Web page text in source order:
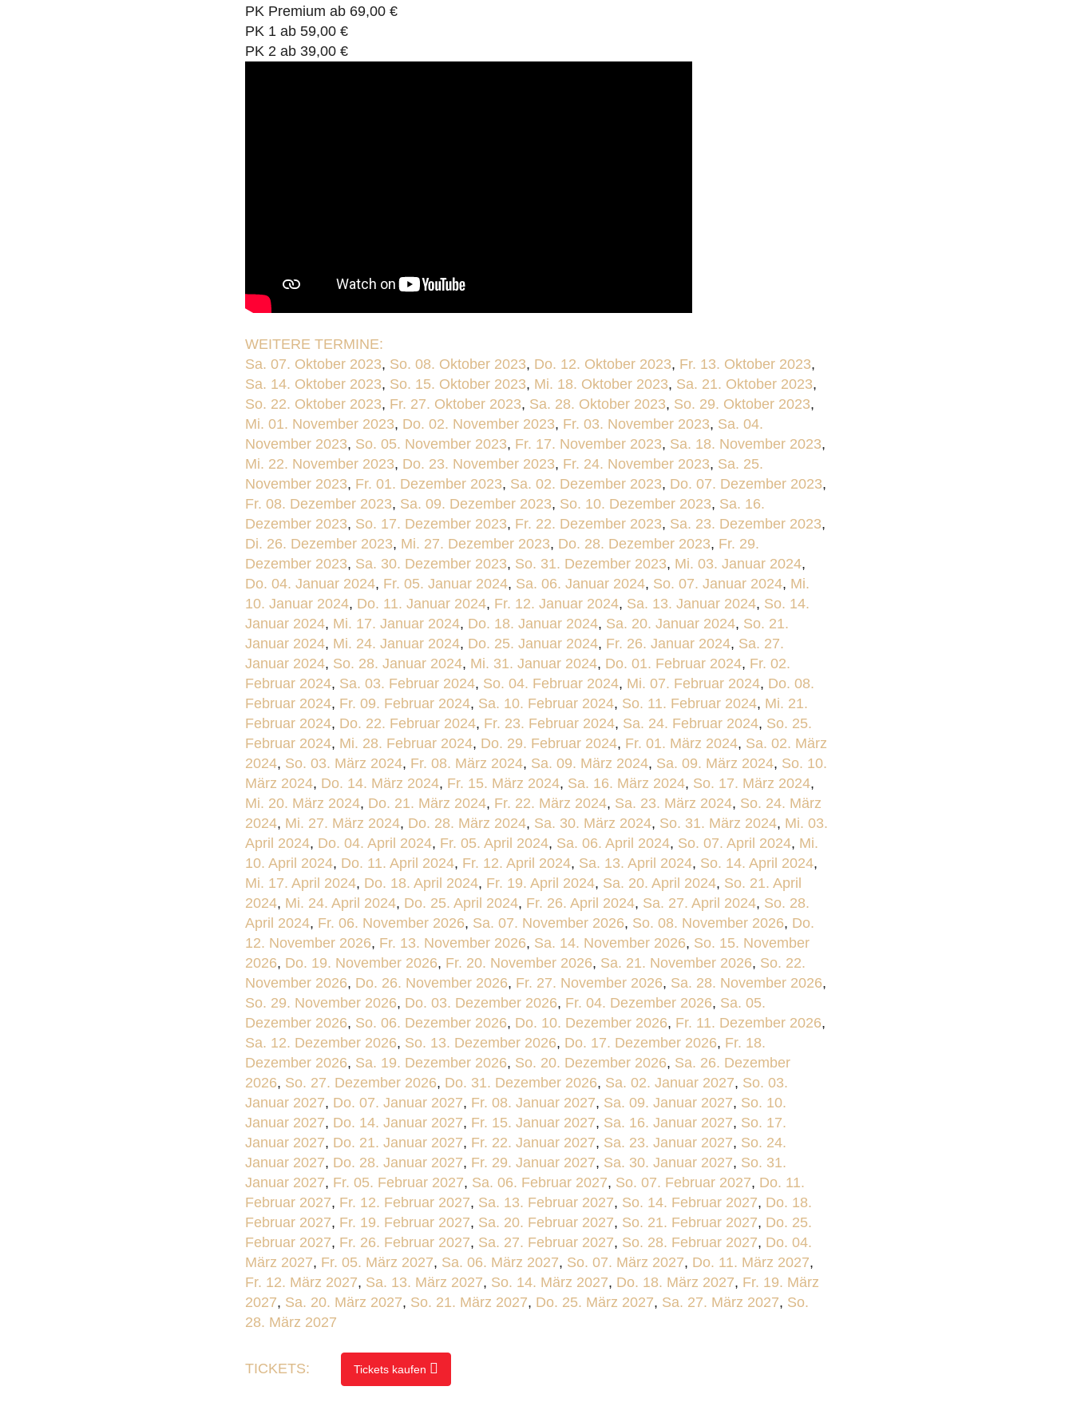
PK Premium ab 69,00 €
PK 1 ab 59,00 €
PK 2 ab 39,00 €
WEITERE TERMINE:
Sa. 07. Oktober 2023, So. 08. Oktober 2023, Do. 12. Oktober 2023, Fr. 13. Oktober 2023,
Sa. 14. Oktober 2023, So. 15. Oktober 2023, Mi. 18. Oktober 2023, Sa. 21. Oktober 2023,
So. 22. Oktober 2023, Fr. 27. Oktober 2023, Sa. 28. Oktober 2023, So. 29. Oktober 2023,
Mi. 01. November 2023, Do. 02. November 2023, Fr. 03. November 2023, Sa. 04.
November 2023, So. 05. November 2023, Fr. 17. November 2023, Sa. 18. November 2023,
Mi. 22. November 2023, Do. 23. November 2023, Fr. 24. November 2023, Sa. 25.
November 2023, Fr. 01. Dezember 2023, Sa. 02. Dezember 2023, Do. 07. Dezember 2023,
Fr. 08. Dezember 2023, Sa. 09. Dezember 2023, So. 10. Dezember 2023, Sa. 16.
Dezember 2023, So. 17. Dezember 2023, Fr. 22. Dezember 2023, Sa. 23. Dezember 2023,
Di. 26. Dezember 2023, Mi. 27. Dezember 2023, Do. 28. Dezember 2023, Fr. 29.
Dezember 2023, Sa. 30. Dezember 2023, So. 31. Dezember 2023, Mi. 03. Januar 2024,
Do. 04. Januar 2024, Fr. 05. Januar 2024, Sa. 06. Januar 2024, So. 07. Januar 2024, Mi.
10. Januar 2024, Do. 11. Januar 2024, Fr. 12. Januar 2024, Sa. 13. Januar 2024, So. 14.
Januar 2024, Mi. 17. Januar 2024, Do. 18. Januar 2024, Sa. 20. Januar 2024, So. 21.
Januar 2024, Mi. 24. Januar 2024, Do. 25. Januar 2024, Fr. 26. Januar 2024, Sa. 27.
Januar 2024, So. 28. Januar 2024, Mi. 31. Januar 2024, Do. 01. Februar 2024, Fr. 02.
Februar 2024, Sa. 03. Februar 2024, So. 04. Februar 2024, Mi. 07. Februar 2024, Do. 08.
Februar 2024, Fr. 09. Februar 2024, Sa. 10. Februar 2024, So. 11. Februar 2024, Mi. 21.
Februar 2024, Do. 22. Februar 2024, Fr. 23. Februar 2024, Sa. 24. Februar 2024, So. 25.
Februar 2024, Mi. 28. Februar 2024, Do. 29. Februar 2024, Fr. 01. März 2024, Sa. 02. März
2024, So. 03. März 2024, Fr. 08. März 2024, Sa. 09. März 2024, Sa. 09. März 2024, So. 10.
März 2024, Do. 14. März 2024, Fr. 15. März 2024, Sa. 16. März 2024, So. 17. März 2024,
Mi. 20. März 2024, Do. 21. März 2024, Fr. 22. März 2024, Sa. 23. März 2024, So. 24. März
2024, Mi. 27. März 2024, Do. 28. März 2024, Sa. 30. März 2024, So. 31. März 2024, Mi. 03.
April 2024, Do. 04. April 2024, Fr. 05. April 2024, Sa. 06. April 2024, So. 07. April 2024, Mi.
10. April 2024, Do. 11. April 2024, Fr. 12. April 2024, Sa. 13. April 2024, So. 14. April 2024,
Mi. 17. April 2024, Do. 18. April 2024, Fr. 19. April 2024, Sa. 20. April 2024, So. 21. April
2024, Mi. 24. April 2024, Do. 25. April 2024, Fr. 26. April 2024, Sa. 27. April 2024, So. 28.
April 2024, Fr. 06. November 2026, Sa. 07. November 2026, So. 08. November 2026, Do.
12. November 2026, Fr. 13. November 2026, Sa. 14. November 2026, So. 15. November
2026, Do. 19. November 2026, Fr. 20. November 2026, Sa. 21. November 2026, So. 22.
November 2026, Do. 26. November 2026, Fr. 27. November 2026, Sa. 28. November 2026,
So. 29. November 2026, Do. 03. Dezember 2026, Fr. 04. Dezember 2026, Sa. 05.
Dezember 2026, So. 06. Dezember 2026, Do. 10. Dezember 2026, Fr. 11. Dezember 2026,
Sa. 12. Dezember 2026, So. 13. Dezember 2026, Do. 17. Dezember 2026, Fr. 18.
Dezember 2026, Sa. 19. Dezember 2026, So. 20. Dezember 2026, Sa. 26. Dezember
2026, So. 27. Dezember 2026, Do. 31. Dezember 2026, Sa. 02. Januar 2027, So. 03.
Januar 2027, Do. 07. Januar 2027, Fr. 08. Januar 2027, Sa. 09. Januar 2027, So. 10.
Januar 2027, Do. 14. Januar 2027, Fr. 15. Januar 2027, Sa. 16. Januar 2027, So. 17.
Januar 2027, Do. 21. Januar 2027, Fr. 22. Januar 2027, Sa. 23. Januar 2027, So. 24.
Januar 2027, Do. 28. Januar 2027, Fr. 29. Januar 2027, Sa. 30. Januar 2027, So. 31.
Januar 2027, Fr. 05. Februar 2027, Sa. 06. Februar 2027, So. 07. Februar 2027, Do. 11.
Februar 2027, Fr. 12. Februar 2027, Sa. 13. Februar 2027, So. 14. Februar 2027, Do. 18.
Februar 2027, Fr. 19. Februar 2027, Sa. 20. Februar 2027, So. 21. Februar 2027, Do. 25.
Februar 2027, Fr. 26. Februar 2027, Sa. 27. Februar 2027, So. 28. Februar 2027, Do. 04.
März 2027, Fr. 05. März 2027, Sa. 06. März 2027, So. 07. März 2027, Do. 11. März 2027,
Fr. 12. März 2027, Sa. 13. März 2027, So. 14. März 2027, Do. 18. März 2027, Fr. 19. März
2027, Sa. 20. März 2027, So. 21. März 2027, Do. 25. März 2027, Sa. 27. März 2027, So.
28. März 2027
TICKETS: Tickets kaufen